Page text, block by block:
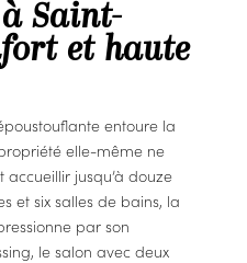
Saint-
et haute
entoure la
elle-même ne
accueillir jusqu’à douze
et six salles de bains, la
par son
le salon avec deux